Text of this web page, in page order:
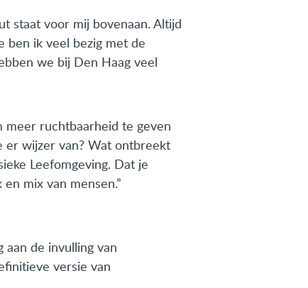
staat voor mij bovenaan. Altijd
ben ik veel bezig met de
we bij Den Haag veel
meer ruchtbaarheid te geven
er wijzer van? Wat ontbreekt
Leefomgeving. Dat je
mix van mensen.”
de invulling van
versie van